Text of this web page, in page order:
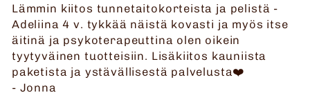
Lämmin kiitos tunnetaitokorteista ja pelistä -
Adeliina 4 v. tykkää näistä kovasti ja myös itse
äitinä ja psykoterapeuttina olen oikein
tyytyväinen tuotteisiin. Lisäkiitos kauniista
paketista ja ystävällisestä palvelusta❤️
- Jonna